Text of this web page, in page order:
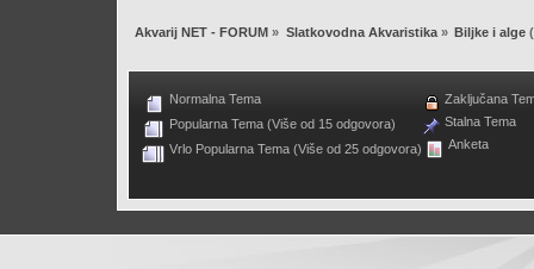
Akvarij NET - FORUM » Slatkovodna Akvaristika» Biljke i alge
Normalna Tema
Popularna Tema (Više od 15 odgovora)
Vrlo Popularna Tema (Više od 25 odgovora)
Zaključana
Stalna Tema
Anketa